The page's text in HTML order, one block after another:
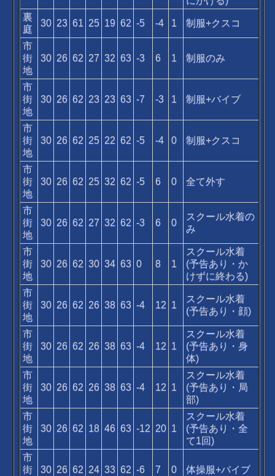
裏
庭
30 23 61 25 19 62 -5 -4 1 制服+クスコ
市
街
地
30 26 62 27 32 63 -3 6 1 制服のみ
市
街
地
30 26 62 23 23 63 -7 -3 1 制服+バイブ
市
街
地
30 26 62 25 22 62 -5 -4 0 制服+クスコ
市
街
地
30 26 62 25 32 62 -5 6 0 全て外す
市
街
地
30 26 62 27 32 62 -3 6 0
スクール水着の
み
市
街
地
30 26 62 30 34 63 0 8 1
スクール水着
(予告あり・か
けずに終わる)
市
街
地
30 26 62 26 38 63 -4 12 1
スクール水着
(予告あり・顔)
市
街
地
30 26 62 26 38 63 -4 12 1
スクール水着
(予告あり・身
体)
市
街
地
30 26 62 26 38 63 -4 12 1
スクール水着
(予告あり・局
部)
市
街
地
30 26 62 18 46 63 -12 20 1
スクール水着
(予告あり・全
て1回)
市
街
30 26 62 24 33 62 -6 7 0 体操服+バイブ